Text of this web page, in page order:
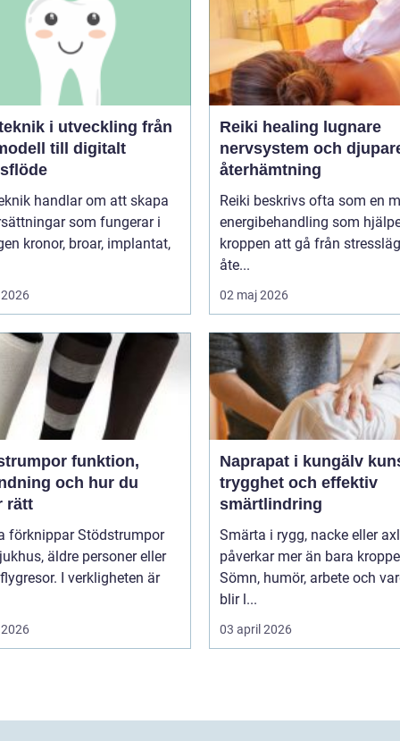
i utveckling från
till digitalt
handlar om att skapa
som fungerar i
Reiki healing lugnare
nervsystem och
återhämtning
Reiki beskrivs ofta som en
energibehandling som
kroppen att gå från
åte...
02 maj 2026
funktion,
och hur du
rätt
förknippar Stödstrumpor
äldre personer eller
I verkligheten är
Naprapat i kungälv kunskap,
trygghet och effektiv
smärtlindring
Smärta i rygg, nacke eller
påverkar mer än bara
Sömn, humör, arbete och
blir l...
03 april 2026